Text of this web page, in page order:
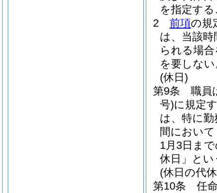
を指定す
2
前項の規
は、当該
られる場
を要しな
(休日)
第9条
職員
号)に規定
は、特に
間におい
1月3日ま
休日」とい
(休日の代
第10条
任